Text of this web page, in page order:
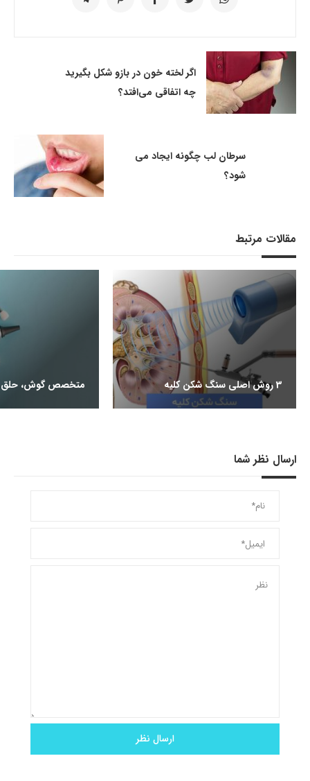
اگر لخته خون در بازو شکل بگیرید
چه اتفاقی می‌افتد؟
سرطان لب چگونه ایجاد می
شود؟
مقالات مرتبط
3 روش اصلی سنگ شکن کلیه متخصص گوش، حلق
ارسال نظر شما